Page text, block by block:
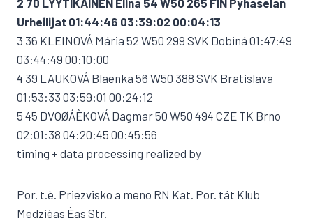
2 70 LYYTIKAINEN Elina 54 W50 265 FIN Pyhaselan
Urheilijat 01:44:46 03:39:02 00:04:13
3 36 KLEINOVÁ Mária 52 W50 299 SVK Dobiná 01:47:49
03:44:49 00:10:00
4 39 LAUKOVÁ Blaenka 56 W50 388 SVK Bratislava
01:53:33 03:59:01 00:24:12
5 45 DVOØÁÈKOVÁ Dagmar 50 W50 494 CZE TK Brno
02:01:38 04:20:45 00:45:56
timing + data processing realized by
Por. t.è. Priezvisko a meno RN Kat. Por. tát Klub
Medzièas Èas Str.